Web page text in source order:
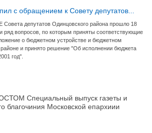
с обращением к Совету депутатов...
депутатов Одинцовского района прошло 18
ряд вопросов, по которым приняты соответствующие
о бюджетном устройстве и бюджетном
и принято решение "Об исполнении бюджета
год".
Специальный выпуск газеты и
благочиния Московской епархиии